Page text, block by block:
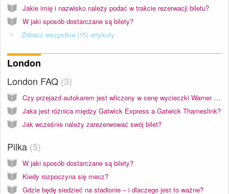
Jakie imię i nazwisko należy podać w trakcie rezerwacji biletu?
W jaki sposób dostarczane są bilety?
Zobacz wszystkie (15) artykuły
London
London FAQ 3
Czy przejazd autokarem jest wliczony w cenę wycieczki Warner Bros. Studio w Londynie z Harrym Potterem?
Jaka jest różnica między Gatwick Express a Gatwick Thameslink?
Jak wcześnie należy zarezerwować swój bilet?
Pilka 5
W jaki sposób dostarczane są bilety?
Kiedy rozpoczyna się mecz?
Gdzie będę siedzieć na stadionie – i dlaczego jest to ważne?